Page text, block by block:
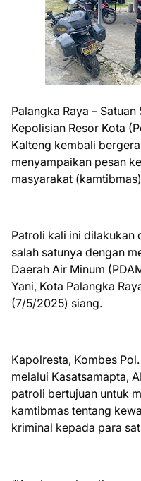
Palangka Raya –
Kepolisian Resor Kota
Kalteng kembali
menyampaikan pesan
masyarakat
Patroli kali ini dilakukan
salah satunya dengan
Daerah Air Minum
Yani, Kota Palangka
(7/5/2025) siang.
Kapolresta, Kombes
melalui Kasatsamapta,
patroli bertujuan untuk
kamtibmas tentang
kriminal kepada para